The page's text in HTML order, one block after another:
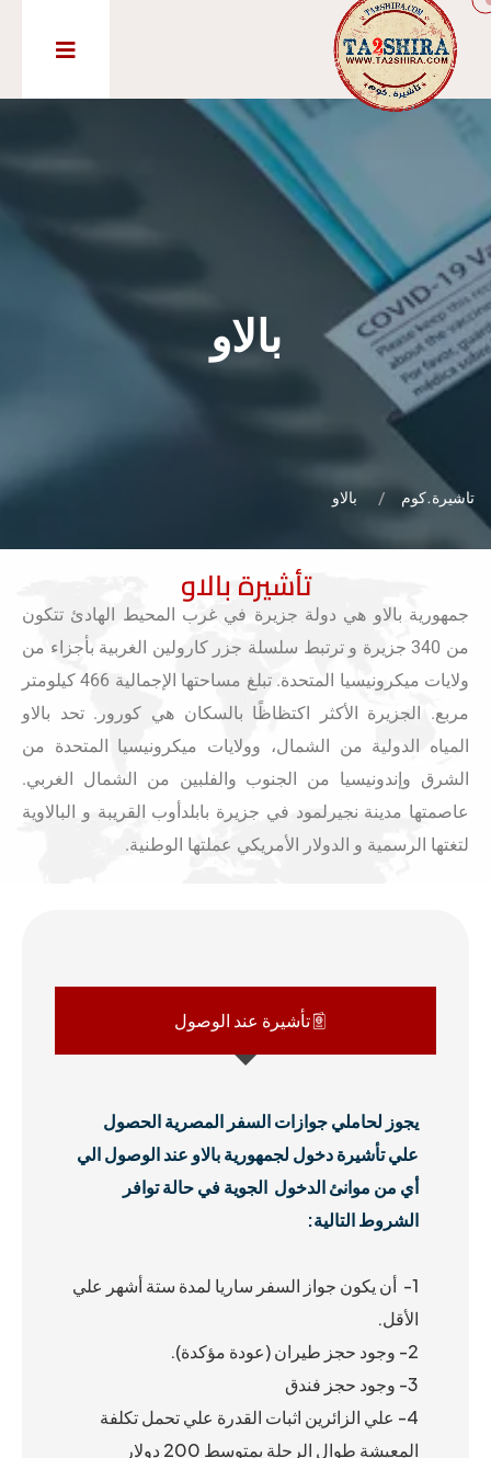
بالاو
تاشيرة.كوم بالاو
تأشيرة بالاو
جمهورية بالاو هي دولة جزيرة في غرب المحيط الهادئ تتكون
من 340 جزيرة و ترتبط سلسلة جزر كارولين الغربية بأجزاء من
ولايات ميكرونيسيا المتحدة. تبلغ مساحتها الإجمالية 466 كيلومتر
مربع. الجزيرة الأكثر اكتظاظًا بالسكان هي كورور. تحد بالاو
المياه الدولية من الشمال، وولايات ميكرونيسيا المتحدة من
الشرق وإندونيسيا من الجنوب والفلبين من الشمال الغربي.
عاصمتها مدينة نجيرلمود في جزيرة بابلدأوب القريبة و البالاوية
لتغتها الرسمية و الدولار الأمريكي عملتها الوطنية.
تأشيرة عند الوصول
يجوز لحاملي جوازات السفر المصرية الحصول
علي تأشيرة دخول لجمهورية بالاو عند الوصول الي
أي من موانئالدخول الجوية في حالة توافر
الشروط التالية:
1- أن يكون جواز السفر ساريا لمدة ستة أشهر علي
الأقل.
2- وجود حجز طيران (عودة مؤكدة).
3- وجود حجز فندق
4- علي الزائرين اثبات القدرة علي تحمل تكلفة
المعيشة طوال الرحلة بمتوسط 200 دولار